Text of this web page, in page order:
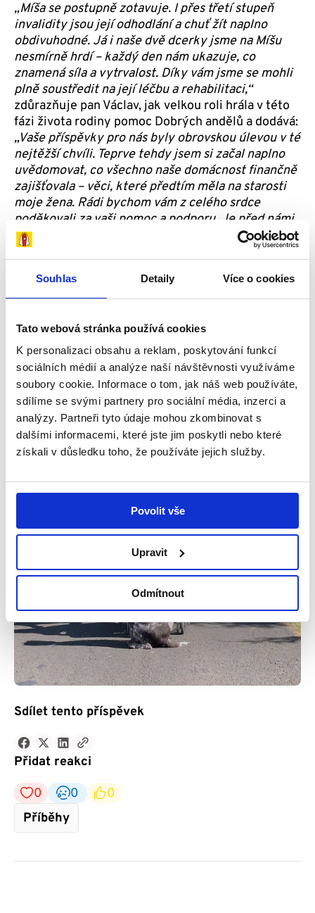
Souhlas Detaily Více o cookies
Tato webová stránka používá cookies
K personalizaci obsahu a reklam, poskytování funkcí
sociálních médií a analýze naší návštěvnosti využíváme
soubory cookie. Informace o tom, jak náš web používáte,
sdílíme se svými partnery pro sociální média, inzerci a
analýzy. Partneři tyto údaje mohou zkombinovat s
dalšími informacemi, které jste jim poskytli nebo které
získali v důsledku toho, že používáte jejich služby.
Povolit vše
Upravit
Odmítnout
„Míša se postupně zotavuje. I přes třetí stupeň
invalidityjsou její odhodlání a chuť žít naplno
obdivuhodné. Já i naše dvě dcerky jsme na Míšu
nesmírně hrdí – každý den nám ukazuje, co
znamená síla a vytrvalost. Díky vám jsme se mohli
plně soustředit na její léčbu a rehabilitaci,“
zdůrazňuje pan Václav, jak velkou roli hrála v této
fázi života rodiny pomoc Dobrých andělů a dodává:
„Vaše příspěvky pro nás byly obrovskou úlevou v té
nejtěžší chvíli. Teprve tehdy jsem si začal naplno
uvědomovat, co všechno naše domácnost finančně
zajišťovala – věci, které předtím měla na starosti
moje žena. Rádi bychom vám z celého srdce
poděkovali za vaši pomoc a podporu. Je před námi
ještě dlouhá cesta, ale díky vaší pomoci víme, že na
ni nejsme sami. Výrazně nám ulehčila každodenní
invaliditě přišla o zaměstnání. Všichni, kdo nám
pomáhali a pomáhají – stejně jako vy – jsou pro nás
rodina.
Sdílet tento příspěvek
Přidat reakci
0
0
0
Příběhy